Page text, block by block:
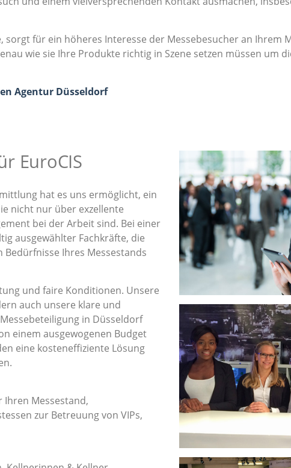
für ein höheres Interesse der Messebesucher an Ihrem
wie sie Ihre Produkte richtig in Szene setzen müssen um
Agentur Düsseldorf
EuroCIS
hat es uns ermöglicht, ein
nicht nur über exzellente
bei der Arbeit sind. Bei einer
ausgewählter Fachkräfte, die
Ihres Messestands
und faire Konditionen. Unsere
auch unsere klare und
in Düsseldorf
einem ausgewogenen Budget
eine kosteneffiziente Lösung
Messestand,
zur Betreuung von VIPs,